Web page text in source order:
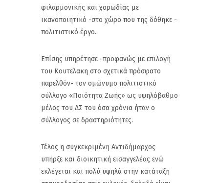
φιλαρμονικής και χορωδίας με
ικανοποιητικό -στο χώρο που της δόθηκε -
πολιτιστικό έργο.
Επίσης υπηρέτησε -προφανώς με επιλογή
του Κουτελακη στο σχετικά πρόσφατο
παρελθόν- τον ομώνυμο πολιτιστικό
σύλλογο «Ποιότητα Ζωής» ως υψηλόβαθμο
μέλος του ΔΣ του όσα χρόνια ήταν ο
σύλλογος σε δραστηριότητες.
Τέλος η συγκεκριμένη Αντιδήμαρχος
υπήρξε και διοικητική εισαγγελέας ενώ
εκλέγεται και πολύ υψηλά στην κατάταξη